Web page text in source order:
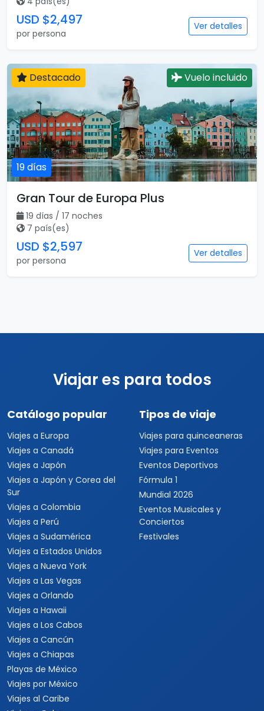
USD $2,497
por persona
Ver detalles
19 días
Destacado Vuelo incluido
Gran Tour de Europa Plus
19 días / 17 noches
7 país(es)
USD $2,597
por persona
Ver detalles
Viajar es para todos
Catálogo popular
Viajes a Europa
Viajes a Canadá
Viajes a Japón
Viajes a Japón y Corea del
Sur
Viajes a Colombia
Viajes a Perú
Viajes a Sudamérica
Viajes a Estados Unidos
Viajes a Nueva York
Viajes a Las Vegas
Viajes a Orlando
Viajes a Hawaii
Viajes a Los Cabos
Viajes a Cancún
Viajes a Chiapas
Playas de México
Viajes por México
Viajes al Caribe
Tipos de viaje
Viajes para quinceaneras
Viajes para Eventos
Eventos Deportivos
Fórmula 1
Mundial 2026
Eventos Musicales y
Conciertos
Festivales